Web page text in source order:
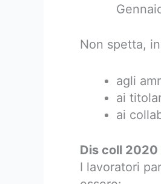
Non spetta,
agli
ai
ai
Dis coll 2020
I lavoratori